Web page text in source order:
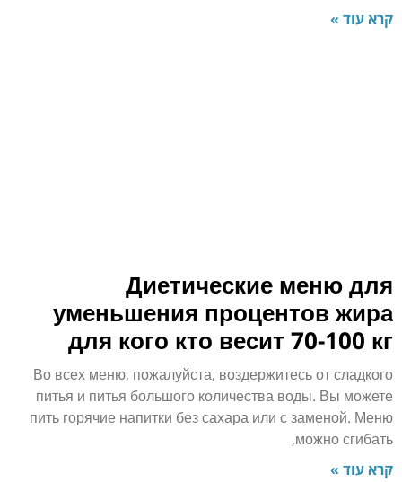
קרא עוד »
Диетические меню для
уменьшения процентов жира
для кого кто весит 70-100 кг
Во всех меню, пожалуйста, воздержитесь от сладкого
питья и питья большого количества воды. Вы можете
пить горячие напитки без сахара или с заменой. Меню
можно сгибать,
קרא עוד »